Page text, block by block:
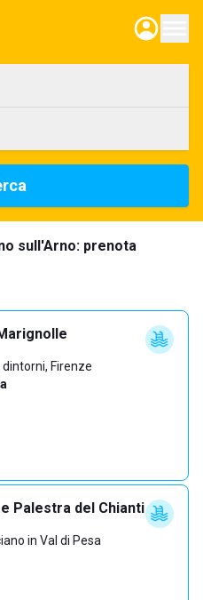
sull'Arno: prenota
dintorni, Firenze
Palestra del Chianti
in Val di Pesa